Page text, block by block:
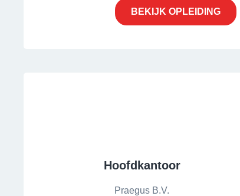
BEKIJK OPLEIDING
Hoofdkantoor
Praegus B.V.